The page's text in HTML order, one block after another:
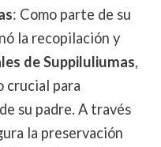
: Como parte de su
la recopilación y
de Suppiluliumas,
crucial para
su padre. A través
la preservación